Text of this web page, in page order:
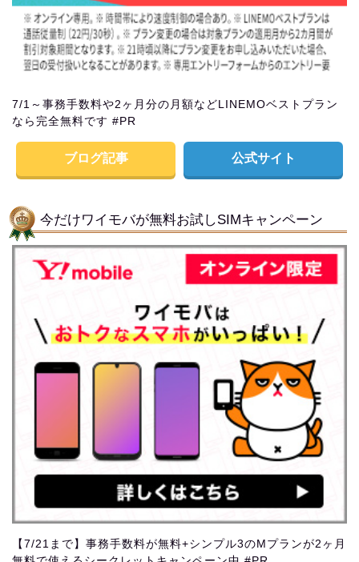
7/1～事務手数料や2ヶ月分の月額などLINEMOベストプラン
なら完全無料です #PR
ブログ記事 公式サイト
今だけワイモバが無料お試しSIMキャンペーン
【7/21まで】事務手数料が無料+シンプル3のMプランが2ヶ月